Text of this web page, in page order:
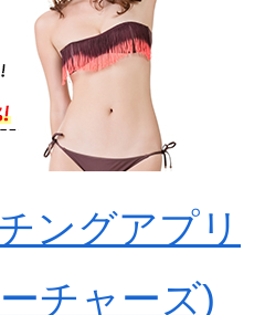
ングアプリ
チャーズ)